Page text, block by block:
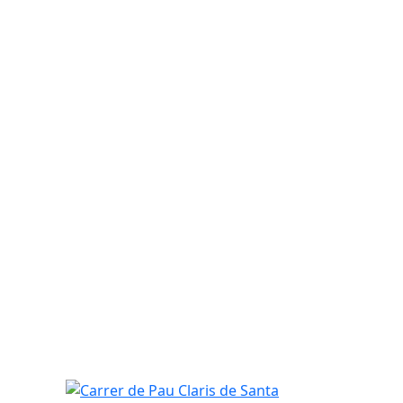
Carrer de Pau Claris de Santa Perpètua